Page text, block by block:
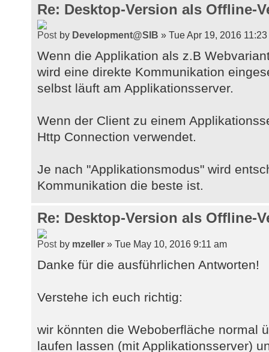
Re: Desktop-Version als Offline-
by Development@SIB » Tue Apr 19, 2016
Wenn die Applikation als z.B
wird eine direkte Kommunikation
selbst läuft am Applikationsserver.
Wenn der Client zu einem
Http Connection verwendet.
Je nach "Applikationsmodus" wird
Kommunikation die beste ist.
Re: Desktop-Version als Offline-
by mzeller » Tue May 10, 2016 9:11 am
Danke für die ausführlichen Antworten!
Verstehe ich euch richtig:
wir könnten die Weboberfläche normal
laufen lassen (mit Applikationsserver)